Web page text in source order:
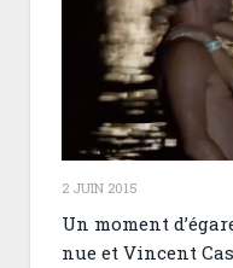
2 JUIN 2015
Un moment
nue et Vincent